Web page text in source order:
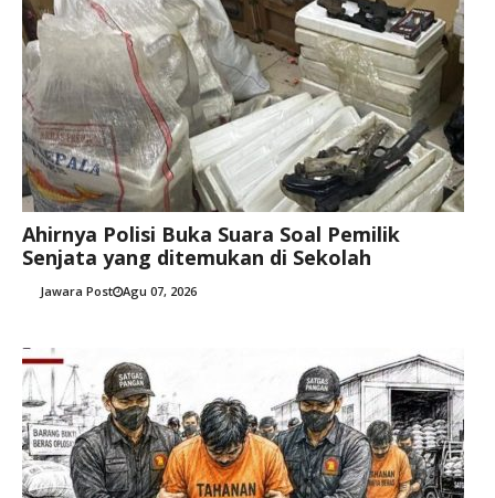
Ahirnya Polisi Buka Suara Soal Pemilik
Senjata yang ditemukan di Sekolah
Jawara Post Agu 07, 2026